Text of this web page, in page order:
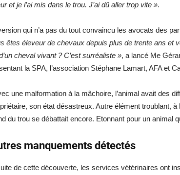
et je l’ai mis dans le trou. J’ai dû aller trop vite ».
qui n’a pas du tout convaincu les avocats des
êtes éleveur de chevaux depuis plus de trente ans et
cheval vivant ? C’est surréaliste », a lancé Me
la SPA, l’association Stéphane Lamart, AFA et
une malformation à la mâchoire, l’animal avait des
son état désastreux. Autre élément troublant,
du trou se débattait encore. Etonnant pour un animal
manquements détectés
de cette découverte, les services vétérinaires ont